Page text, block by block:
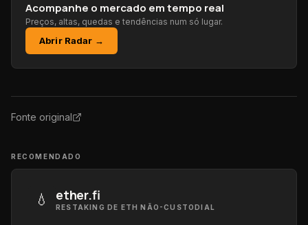
Acompanhe o mercado em tempo real
Preços, altas, quedas e tendências num só lugar.
Abrir Radar →
Fonte original
RECOMENDADO
💧 ether.fi
RESTAKING DE ETH NÃO-CUSTODIAL